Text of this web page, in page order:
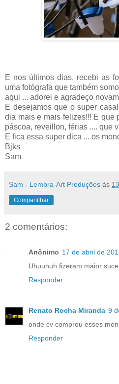
E nos últimos dias, recebi as
uma fotógrafa que também
aqui ... adorei e agradeço
E desejamos que o super
dia mais e mais felizes!!! E que
páscoa, reveillon, férias .... que
E fica essa super dica ... os
Bjks
Sam
Sam - Lembra-Art Produções às
Compartilhar
2 comentários:
Anônimo 17 de abril de
Uhuuhuh fizeram maior
Responder
Renato Rocha Miranda 9
onde cv comprou esses
Responder